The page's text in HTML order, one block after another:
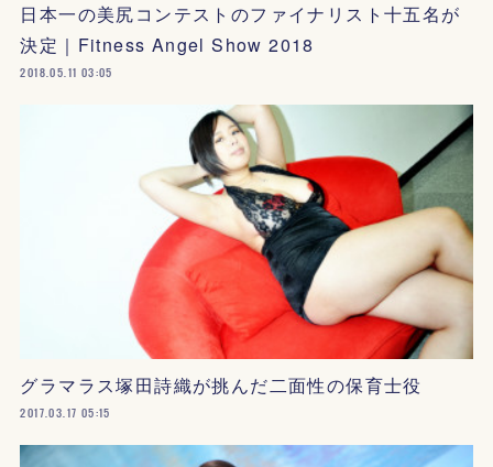
日本一の美尻コンテストのファイナリスト十五名が
決定｜Fitness Angel Show 2018
2018.05.11 03:05
グラマラス塚田詩織が挑んだ二面性の保育士役
2017.03.17 05:15